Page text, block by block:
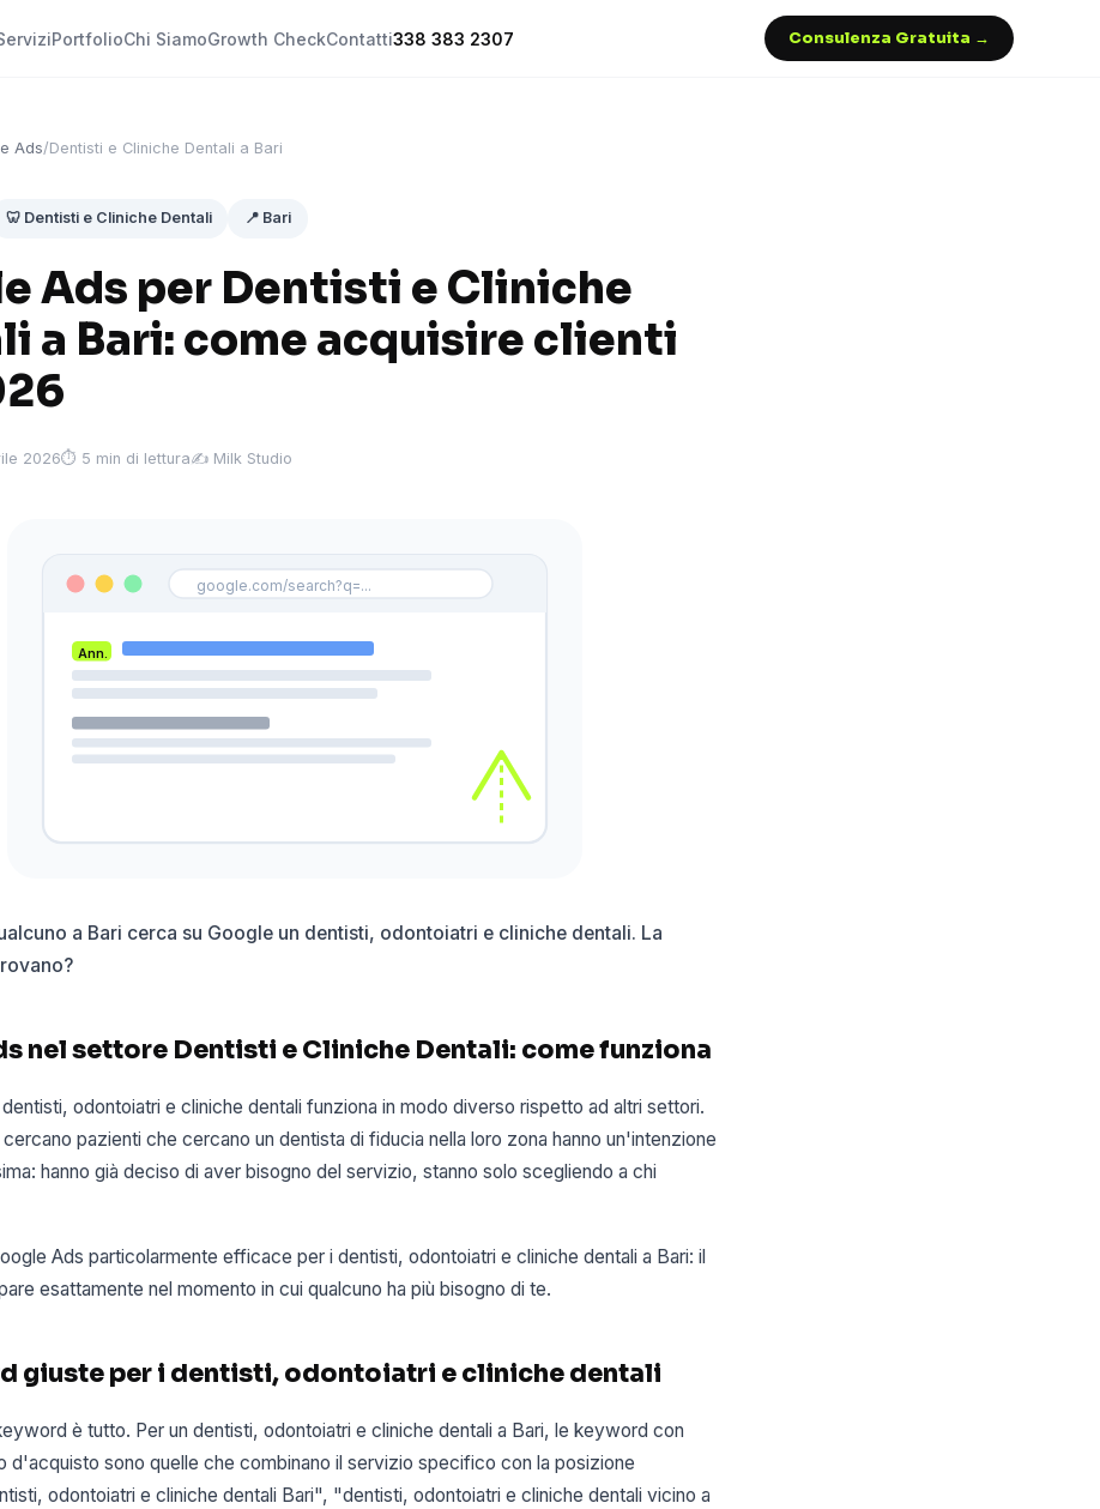
PortfolioChi SiamoGrowth CheckContatti338 383 2307 Consulenza Gratuita →
Ads/Dentisti e Cliniche Dentali a Bari
🦷 Dentisti e Cliniche Dentali 📍 Bari
Ads per Dentisti e Cliniche
a Bari: come acquisire clienti
2026⏱ 5 min di lettura✍️ Milk Studio
google.com/search?q=...
Ann.
a Bari cerca su Google un dentisti, odontoiatri e cliniche dentali. La
nel settore Dentisti e Cliniche Dentali: come funziona
odontoiatri e cliniche dentali funziona in modo diverso rispetto ad altri settori.
pazienti che cercano un dentista di fiducia nella loro zona hanno un'intenzione
hanno già deciso di aver bisogno del servizio, stanno solo scegliendo a chi
Ads particolarmente efficace per i dentisti, odontoiatri e cliniche dentali a Bari: il
esattamente nel momento in cui qualcuno ha più bisogno di te.
giuste per i dentisti, odontoiatri e cliniche dentali
è tutto. Per un dentisti, odontoiatri e cliniche dentali a Bari, le keyword con
d'acquisto sono quelle che combinano il servizio specifico con la posizione
odontoiatri e cliniche dentali Bari", "dentisti, odontoiatri e cliniche dentali vicino a